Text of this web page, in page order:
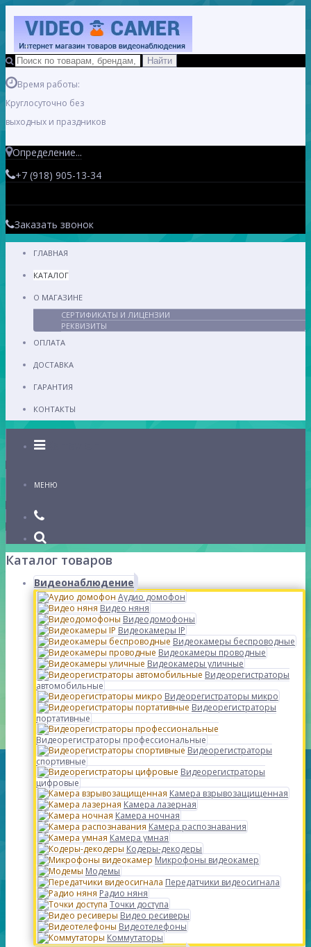
Время работы:
Круглосуточно без
выходных и праздников
Определение...
+7 (918) 905-13-34
Заказать звонок
ГЛАВНАЯ
КАТАЛОГ
О МАГАЗИНЕ
СЕРТИФИКАТЫ И ЛИЦЕНЗИИ
РЕКВИЗИТЫ
ОПЛАТА
ДОСТАВКА
ГАРАНТИЯ
КОНТАКТЫ
Каталог
МЕНЮ
Каталог товаров
Видеонаблюдение
Аудио домофон
Видео няня
Видеодомофоны
Видеокамеры IP
Видеокамеры беспроводные
Видеокамеры проводные
Видеокамеры уличные
Видеорегистраторы
автомобильные
Видеорегистраторы микро
Видеорегистраторы
портативные
Видеорегистраторы профессиональные
Видеорегистраторы
спортивные
Видеорегистраторы
цифровые
Камера взрывозащищенная
Камера лазерная
Камера ночная
Камера распознавания
Камера умная
Кодеры-декодеры
Микрофоны видеокамер
Модемы
Передатчики видеосигнала
Радио няня
Точки доступа
Видео ресиверы
Видеотелефоны
Коммутаторы